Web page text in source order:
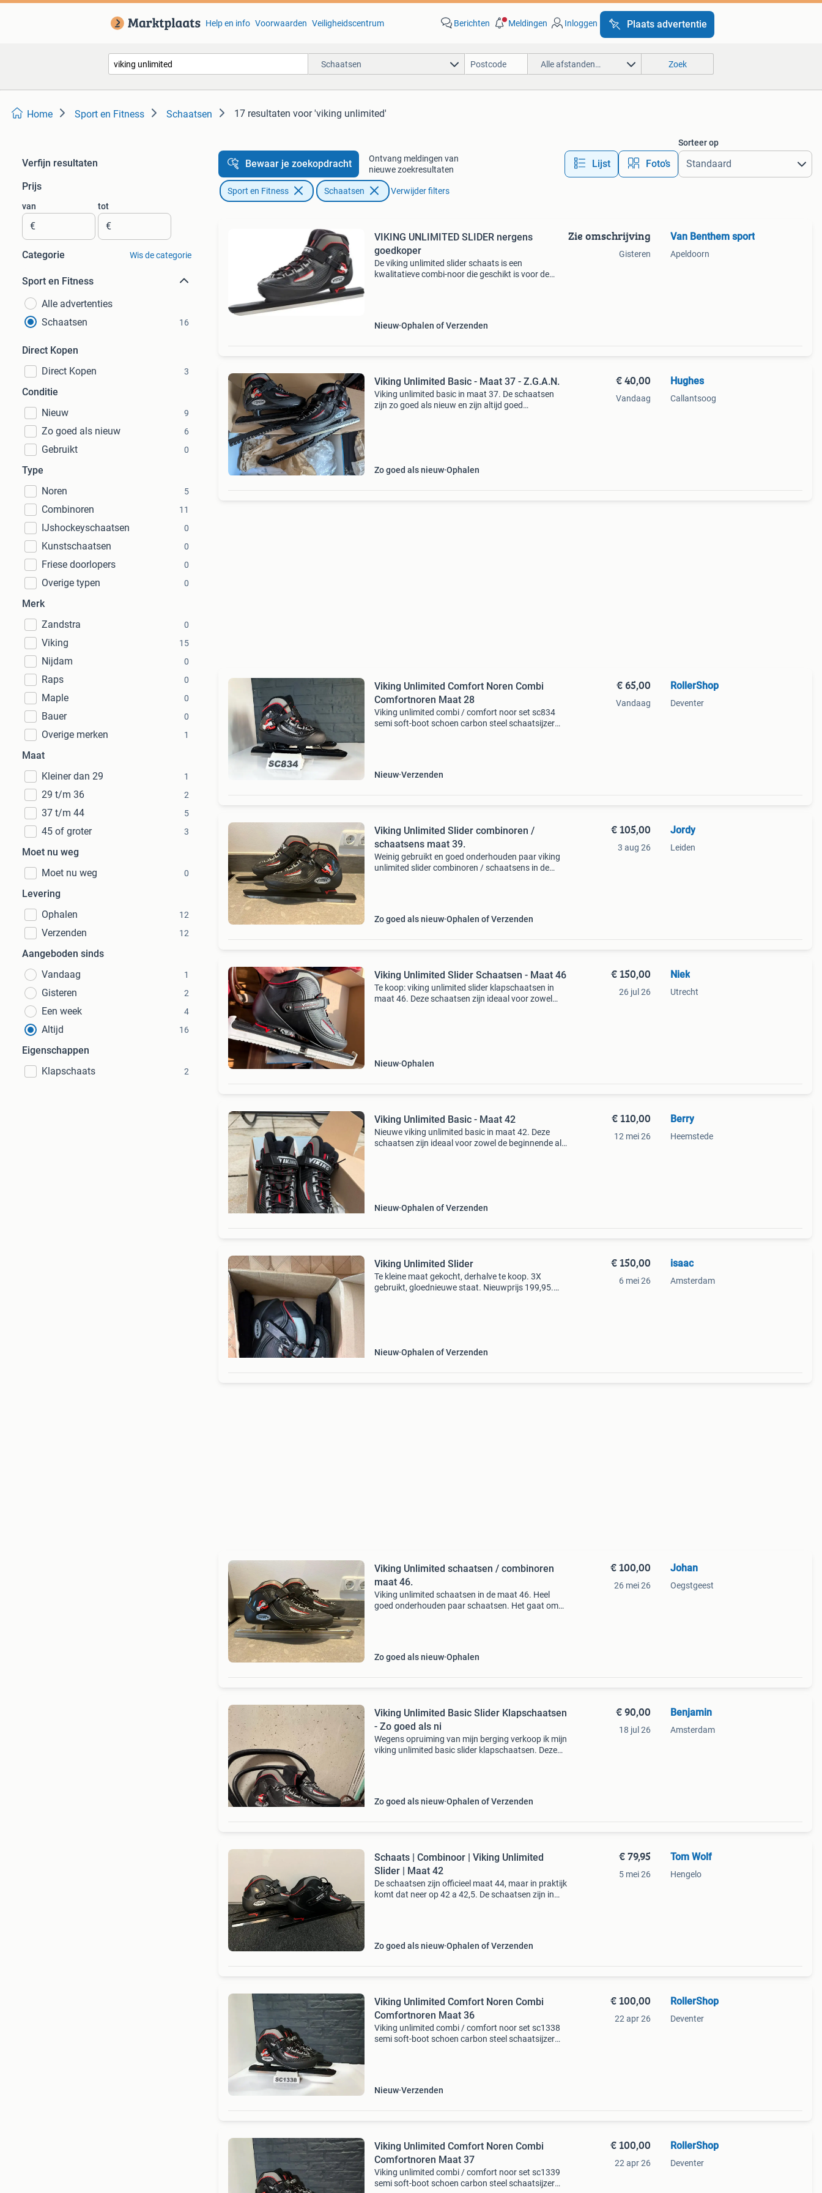
Help en info Voorwaarden Veiligheidscentrum Berichten Meldingen Inloggen Plaats advertentie
Schaatsen Alle afstanden… Zoek
Home Sport en Fitness Schaatsen 17 resultaten voor 'viking unlimited'
Verfijn resultaten
Prijs
van
€
tot
€
Categorie Wis de categorie
Sport en Fitness
Alle advertenties
Schaatsen
16
Direct Kopen
Direct Kopen
3
Conditie
Nieuw
9
Zo goed als nieuw 6
Gebruikt 0
Type
Noren
5
Combinoren 11
IJshockeyschaatsen 0
Kunstschaatsen 0
Friese doorlopers 0
Overige typen 0
Merk
Zandstra
0
Viking 15
Nijdam 0
Raps 0
Maple 0
Bauer 0
Overige merken 1
Maat
Kleiner dan 29
1
29 t/m 36 2
37 t/m 44 5
45 of groter 3
Moet nu weg
Moet nu weg
0
Levering
Ophalen
12
Verzenden 12
Aangeboden sinds
Vandaag
1
Gisteren 2
Een week 4
Altijd 16
Eigenschappen
Klapschaats
2
Bewaar je zoekopdracht
Ontvang meldingen van
nieuwe zoekresultaten
Lijst Foto’s
Sorteer op
Sport en Fitness Schaatsen Verwijder filters
VIKING UNLIMITED SLIDER nergens
goedkoper
De viking unlimited slider schaats is een
kwalitatieve combi-noor die geschikt is voor de
Nieuw Ophalen of Verzenden
Zie omschrijving
Gisteren
Van Benthem sport
Apeldoorn
Viking Unlimited Basic - Maat 37 - Z.G.A.N.
Viking unlimited basic in maat 37. De schaatsen
zijn zo goed als nieuw en zijn altijd goed
Zo goed als nieuw Ophalen
€ 40,00
Vandaag
Hughes
Callantsoog
Viking Unlimited Comfort Noren Combi
Comfortnoren Maat 28
Viking unlimited combi / comfort noor set sc834
semi soft-boot schoen carbon steel schaatsijzer
Nieuw Verzenden
€ 65,00
Vandaag
RollerShop
Deventer
Viking Unlimited Slider combinoren /
schaatsens maat 39.
Weinig gebruikt en goed onderhouden paar viking
unlimited slider combinoren / schaatsens in de
Zo goed als nieuw Ophalen of Verzenden
€ 105,00
3 aug 26
Jordy
Leiden
Viking Unlimited Slider Schaatsen - Maat 46
Te koop: viking unlimited slider klapschaatsen in
maat 46. Deze schaatsen zijn ideaal voor zowel
Nieuw Ophalen
€ 150,00
26 jul 26
Niek
Utrecht
Viking Unlimited Basic - Maat 42
Nieuwe viking unlimited basic in maat 42. Deze
schaatsen zijn ideaal voor zowel de beginnende als
Nieuw Ophalen of Verzenden
€ 110,00
12 mei 26
Berry
Heemstede
Viking Unlimited Slider
Te kleine maat gekocht, derhalve te koop. 3X
gebruikt, gloednieuwe staat. Nieuwprijs 199,95.
Nieuw Ophalen of Verzenden
€ 150,00
6 mei 26
isaac
Amsterdam
Viking Unlimited schaatsen / combinoren
maat 46.
Viking unlimited schaatsen in de maat 46. Heel
goed onderhouden paar schaatsen. Het gaat om
Zo goed als nieuw Ophalen
€ 100,00
26 mei 26
Johan
Oegstgeest
Viking Unlimited Basic Slider Klapschaatsen
- Zo goed als ni
Wegens opruiming van mijn berging verkoop ik mijn
viking unlimited basic slider klapschaatsen. Deze
Zo goed als nieuw Ophalen of Verzenden
€ 90,00
18 jul 26
Benjamin
Amsterdam
Schaats | Combinoor | Viking Unlimited
Slider | Maat 42
De schaatsen zijn officieel maat 44, maar in praktijk
komt dat neer op 42 a 42,5. De schaatsen zijn in
Zo goed als nieuw Ophalen of Verzenden
€ 79,95
5 mei 26
Tom Wolf
Hengelo
Viking Unlimited Comfort Noren Combi
Comfortnoren Maat 36
Viking unlimited combi / comfort noor set sc1338
semi soft-boot schoen carbon steel schaatsijzer
Nieuw Verzenden
€ 100,00
22 apr 26
RollerShop
Deventer
Viking Unlimited Comfort Noren Combi
Comfortnoren Maat 37
Viking unlimited combi / comfort noor set sc1339
semi soft-boot schoen carbon steel schaatsijzer
€ 100,00
22 apr 26
RollerShop
Deventer